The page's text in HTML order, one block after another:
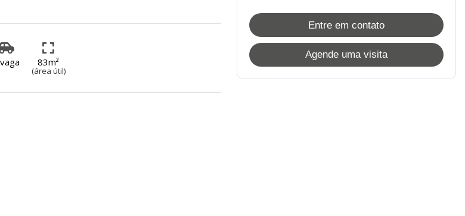
83m²
(área útil)
Entre em contato
Agende uma visita